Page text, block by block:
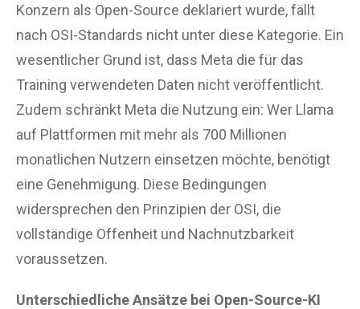
Konzern als Open-Source deklariert wurde, fällt
nach OSI-Standards nicht unter diese Kategorie. Ein
wesentlicher Grund ist, dass Meta die für das
Training verwendeten Daten nicht veröffentlicht.
Zudem schränkt Meta die Nutzung ein: Wer Llama
auf Plattformen mit mehr als 700 Millionen
monatlichen Nutzern einsetzen möchte, benötigt
eine Genehmigung. Diese Bedingungen
widersprechen den Prinzipien der OSI, die
vollständige Offenheit und Nachnutzbarkeit
voraussetzen.
Unterschiedliche Ansätze bei Open-Source-KI